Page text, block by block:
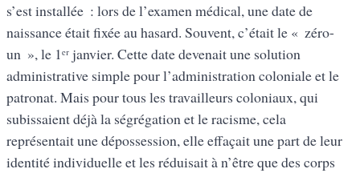
s’est installée : lors de l’examen médical, une date de
naissance était fixée au hasard. Souvent, c’était le « zéro-
un », le 1ᵉʳ janvier. Cette date devenait une solution
administrative simple pour l’administration coloniale et le
patronat. Mais pour tous les travailleurs coloniaux, qui
subissaient déjà la ségrégation et le racisme, cela
représentait une dépossession, elle effaçait une part de leur
identité individuelle et les réduisait à n’être que des corps